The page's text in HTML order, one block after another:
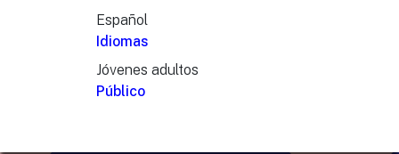
Español
Idiomas
Jóvenes adultos
Público